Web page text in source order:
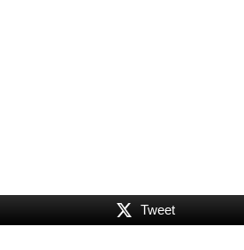
Tweet